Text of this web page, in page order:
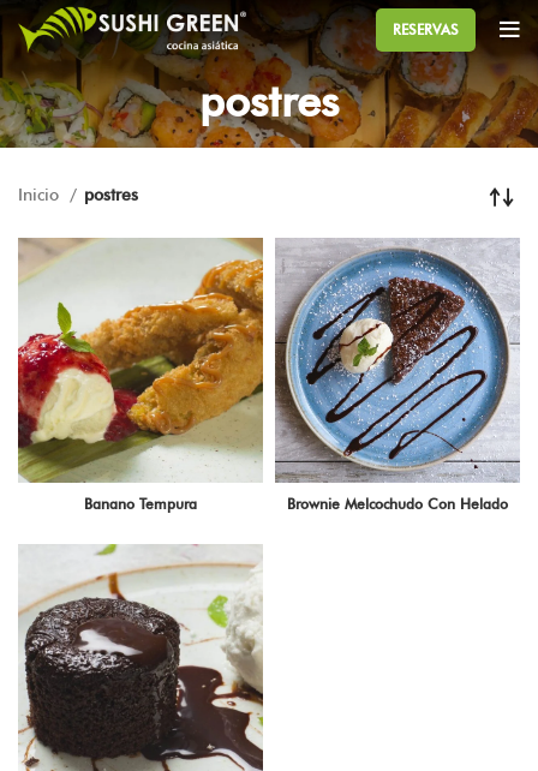
RESERVAS
postres
Inicio postres
Banano Tempura Brownie Melcochudo Con Helado